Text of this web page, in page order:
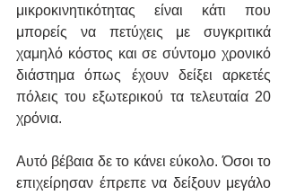
μικροκινητικότητας είναι κάτι που
μπορείς να πετύχεις με συγκριτικά
χαμηλό κόστος και σε σύντομο χρονικό
διάστημα όπως έχουν δείξει αρκετές
πόλεις του εξωτερικού τα τελευταία 20
χρόνια.
Αυτό βέβαια δε το κάνει εύκολο. Όσοι το
επιχείρησαν έπρεπε να δείξουν μεγάλο